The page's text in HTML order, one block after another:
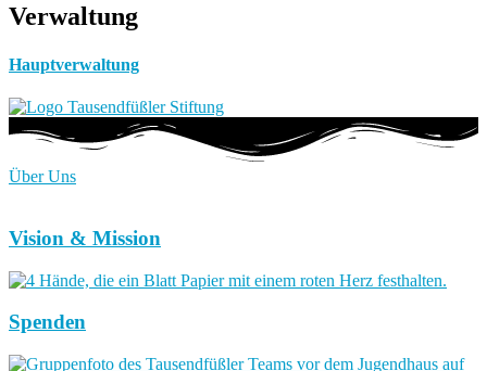
Verwaltung
Hauptverwaltung
Über Uns
Vision & Mission
Spenden